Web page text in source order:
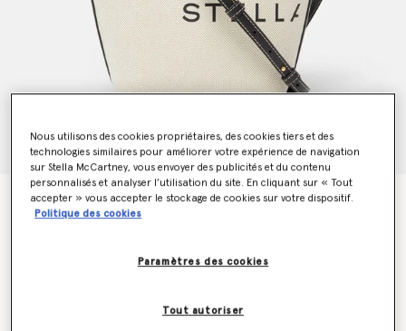
Cabas en toile a bandouliere Logo
CA$1,200.00
Nous utilisons des cookies propriétaires, des cookies tiers et des
technologies similaires pour améliorer votre expérience de navigation
sur Stella McCartney, vous envoyer des publicités et du contenu
personnalisés et analyser l’utilisation du site. En cliquant sur « Tout
accepter » vous accepter le stockage de cookies sur votre dispositif.
Politique des cookies
Paramètres des cookies
Tout autoriser